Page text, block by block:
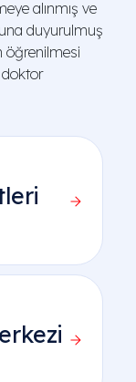
ve
etkiler mi?
dahil
neden
alınmış ve
duyurulmuş
öğrenilmesi
doktor